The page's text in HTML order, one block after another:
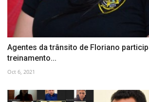
Agentes da trânsito de Floriano
treinamento...
Oct 6, 2021